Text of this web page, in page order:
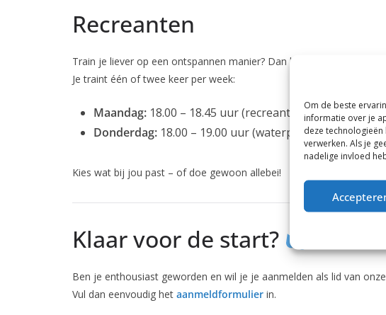
Om de beste
informatie over je
deze technologieën
verwerken. Als je
nadelige invloed
Recreanten
Train je liever op een ontspannen manier? Dan kun je terecht bij
Je traint één of twee keer per week:
Maandag: 18.00 – 18.45 uur (recreanten zwemmen)
Donderdag: 18.00 – 19.00 uur (waterpolo)
Kies wat bij jou past – of doe gewoon allebei!
Klaar voor de start?
Ben je enthousiast geworden en wil je je aanmelden als lid van
Vul dan eenvoudig het aanmeldformulier in.